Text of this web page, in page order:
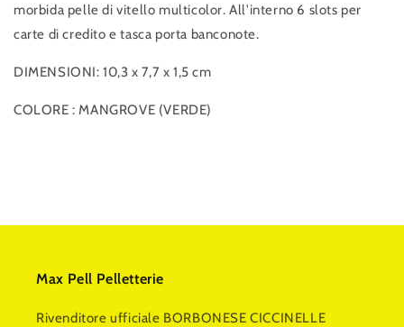
credito
credito
morbida pelle di vitello multicolor. All'interno 6 slots per
carte di credito e tasca porta banconote.
DIMENSIONI: 10,3 x 7,7 x 1,5 cm
COLORE : MANGROVE (VERDE)
Max Pell Pelletterie
Rivenditore ufficiale BORBONESE CICCINELLE